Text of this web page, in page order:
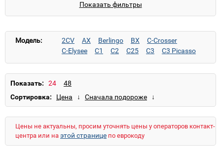
Показать фильтры
Модель: 2CV AX Berlingo BX
C-Crosser
C-Elysee
C1 C2 C25 C3
C3 Picasso
C5 II
Visa
Xantia XM Xsara
Показать:
Сортировка:
Цены не актуальны, просим уточнять цены у операторов контакт-
центра или на этой странице по еврокоду